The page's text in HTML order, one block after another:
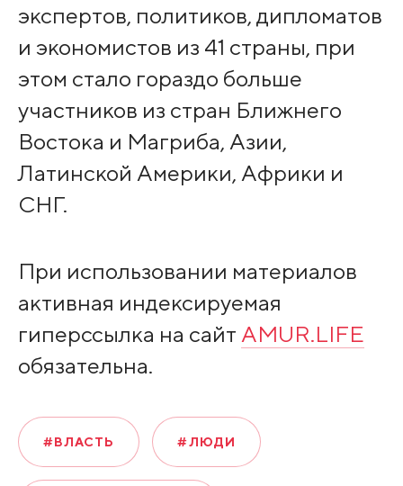
экспертов, политиков, дипломатов
и экономистов из 41 страны, при
этом стало гораздо больше
участников из стран Ближнего
Востока и Магриба, Азии,
Латинской Америки, Африки и
СНГ.
При использовании материалов
активная индексируемая
гиперссылка на сайт AMUR.LIFE
обязательна.
#ВЛАСТЬ #ЛЮДИ